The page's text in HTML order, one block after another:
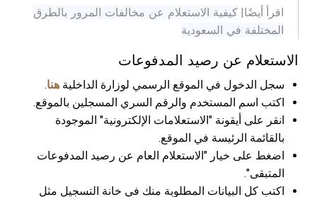
اقرأ أيضًا| كيفية الاستعلام عن مخالفات المرور بالطرق
المختلفة في السعودية
الاستعلام عن رصيد المدفوعات
سجل الدخول في الموقع الرسمي لوزارة الداخلية هنا.
اكتب اسم المستخدم والرقم السري المسجلين بالموقع.
انقر على أيقونة "الاستعلامات الإلكترونية" الموجودة
بالقائمة الرئيسة في الموقع.
اضغط على خيار "الاستعلام العام عن رصيد المدفوعات
المتبقى".
اكتب كل البيانات المطلوبة منك في خانة التسجيل مثل